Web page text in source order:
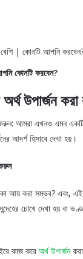
কোনটি করবেন?
উপার্জন
আমরা এখনও এমন একটি
আদর্শ হিসাবে দেখা হয়।
আয় করা সম্ভব? এবং, এই
চোখে দেখা হয় বা
কাজ করেঅর্থ উপার্জন